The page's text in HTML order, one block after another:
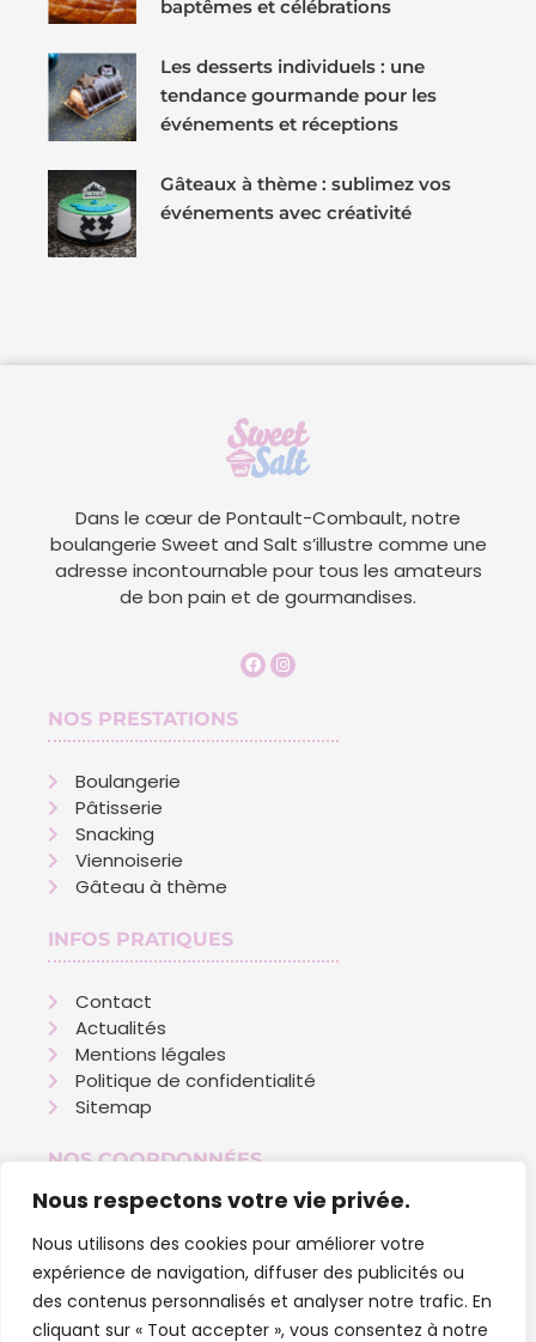
Nous respectons votre vie privée.
Nous utilisons des cookies pour améliorer votre
expérience de navigation, diffuser des publicités ou
des contenus personnalisés et analyser notre trafic. En
cliquant sur « Tout accepter », vous consentez à notre
baptêmes et célébrations
Les desserts individuels : une
tendance gourmande pour les
événements et réceptions
Gâteaux à thème : sublimez vos
événements avec créativité
Dans le cœur de Pontault-Combault, notre
boulangerie Sweet and Salt s’illustre comme une
adresse incontournable pour tous les amateurs
de bon pain et de gourmandises.
NOS PRESTATIONS
Boulangerie
Pâtisserie
Snacking
Viennoiserie
Gâteau à thème
INFOS PRATIQUES
Contact
Actualités
Mentions légales
Politique de confidentialité
Sitemap
NOS COORDONNÉES
01 88 33 10 98
92 Rue des Berchères
77340 Pontault-Combault
Nous écrire
Horaires : Ouvert tous les jours de 6h30 à